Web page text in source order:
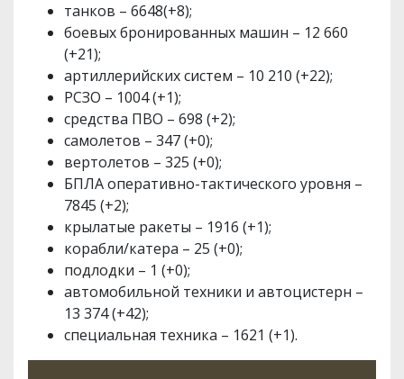
танков – 6648(+8);
боевых бронированных машин – 12 660
(+21);
артиллерийских систем – 10 210 (+22);
РСЗО – 1004 (+1);
средства ПВО – 698 (+2);
самолетов – 347 (+0);
вертолетов – 325 (+0);
БПЛА оперативно-тактического уровня –
7845 (+2);
крылатые ракеты – 1916 (+1);
корабли/катера – 25 (+0);
подлодки – 1 (+0);
автомобильной техники и автоцистерн –
13 374 (+42);
специальная техника – 1621 (+1).